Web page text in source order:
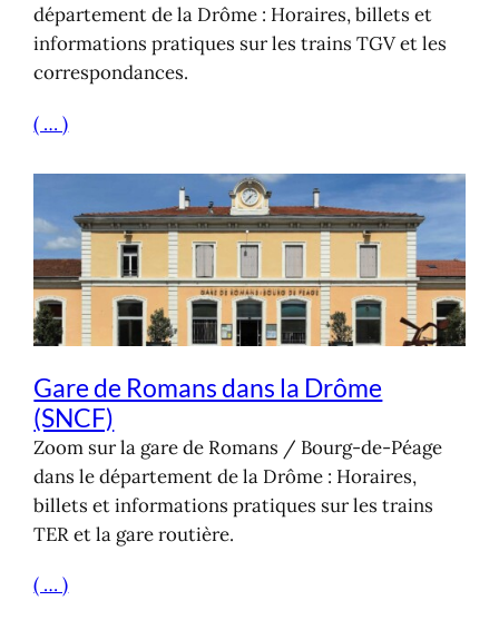
département de la Drôme : Horaires, billets et
informations pratiques sur les trains TGV et les
correspondances.
( … )
Gare de Romans dans la Drôme
(SNCF)
Zoom sur la gare de Romans / Bourg-de-Péage
dans le département de la Drôme : Horaires,
billets et informations pratiques sur les trains
TER et la gare routière.
( … )